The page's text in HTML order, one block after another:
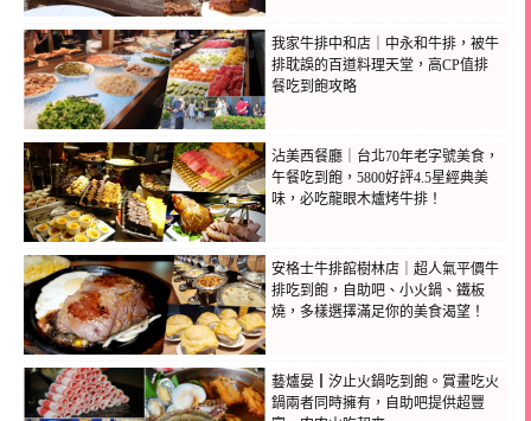
我家牛排中和店｜中永和牛排，被牛
排耽誤的百道料理天堂，高CP值排
餐吃到飽攻略
沾美西餐廳｜台北70年老字號美食，
午餐吃到飽，5800好評4.5星經典美
味，必吃龍眼木爐烤牛排！
安格士牛排館樹林店｜超人氣平價牛
排吃到飽，自助吧、小火鍋、鐵板
燒，多樣選擇滿足你的美食渴望！
藝爐晏┃汐止火鍋吃到飽。賞畫吃火
鍋兩者同時擁有，自助吧提供超豐